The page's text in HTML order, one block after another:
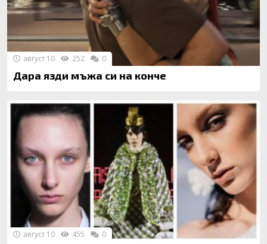
Дара язди мъжа си на конче
август 10 252 0
август 10 455 0